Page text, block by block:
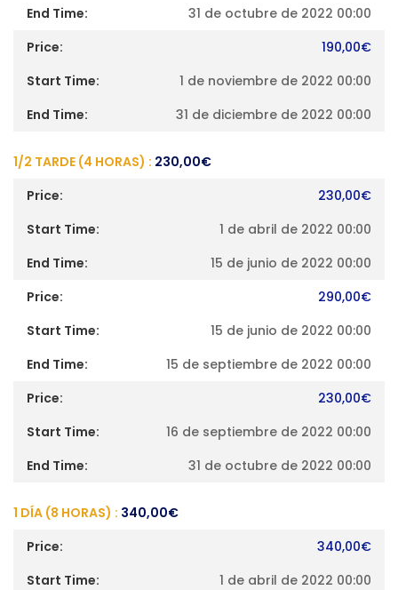
31 de octubre de 2022 00:00
190,00€
1 de noviembre de 2022 00:00
31 de diciembre de 2022 00:00
1/2 TARDE (4 HORAS) : 230,00€
230,00€
1 de abril de 2022 00:00
15 de junio de 2022 00:00
290,00€
15 de junio de 2022 00:00
15 de septiembre de 2022 00:00
230,00€
16 de septiembre de 2022 00:00
31 de octubre de 2022 00:00
1 DÍA (8 HORAS) : 340,00€
340,00€
1 de abril de 2022 00:00